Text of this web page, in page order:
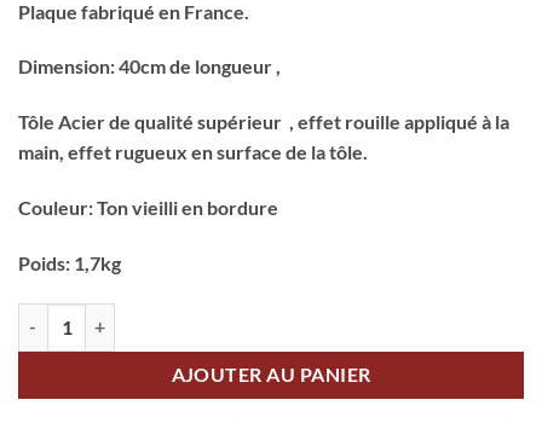
Plaque fabriqué en France.
Dimension: 40cm de longueur ,
Tôle Acier de qualité supérieur , effet rouille appliqué à la
main, effet rugueux en surface de la tôle.
Couleur: Ton vieilli en bordure
Poids: 1,7kg
AJOUTER AU PANIER